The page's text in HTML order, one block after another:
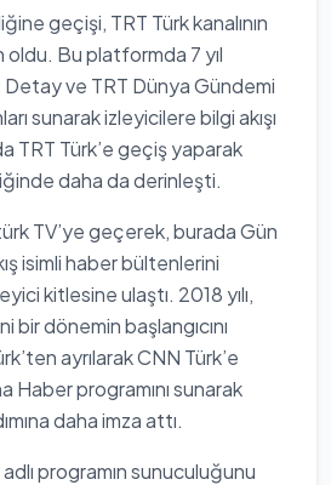
geçişi, TRT Türk kanalının
oldu. Bu platformda 7 yıl
Detay ve TRT Dünya Gündemi
sunarak izleyicilere bilgi akışı
TRT Türk’e geçiş yaparak
daha da derinleşti.
TV’ye geçerek, burada Gün
isimli haber bültenlerini
kitlesine ulaştı. 2018 yılı,
bir dönemin başlangıcını
ayrılarak CNN Türk’e
Haber programını sunarak
daha imza attı.
programın sunuculuğunu